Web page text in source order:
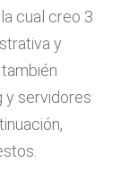
cual creo 3
y
y servidores